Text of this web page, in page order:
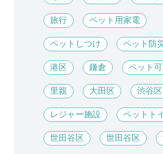
旅行 ペット用家電
ペットしつけ ペット防
港区 鎌倉 ペット
里親 大田区 渋谷区
レジャー施設 ペットト
世田谷区 世田谷区